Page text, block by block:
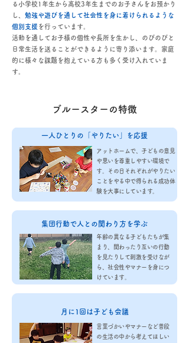
る小学校1年生から高校3年生までのお子さんをお預かり
し、 勉強や遊びを通して社会性を身に着けられるような
個別支援 を行っています。
活動を通してお子様の個性や長所を生かし、のびのびと
日常生活を送ることができるように寄り添います。家庭
的に様々な課題を抱えている方も多く受け入れていま
す。
ブルースターの特徴
一人ひとりの「やりたい」を応援
集団行動で人との関わり方を学ぶ
アットホームで、子どもの意見
や思いを尊重しやすい環境で
す。その日それぞれがやりたい
ことをやる中で得られる成功体
験を大事にしています。
年齢の異なる子どもたちが集
まり、関わったり互いの行動
を見たりして刺激を受けなが
ら、社会性やマナーを身につ
けています。
月に1回は子ども会議
言葉づかいやマナーなど普段
の生活の中から考えてほしい